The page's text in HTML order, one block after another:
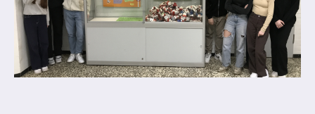
Berufsorientierung
Anprechpartner
Konzept für die Berufsberatung in den
Jahrgängen 7 - 10